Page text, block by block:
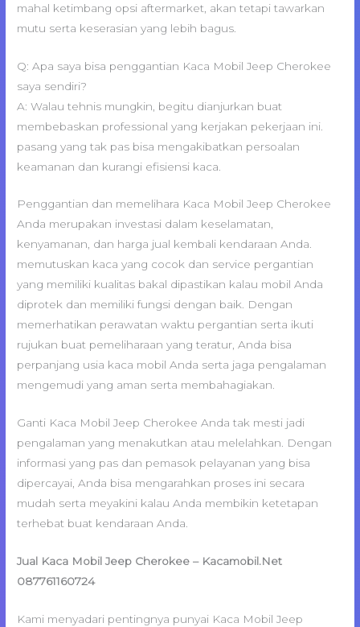
mahal ketimbang opsi aftermarket, akan tetapi tawarkan
mutu serta keserasian yang lebih bagus.
Q: Apa saya bisa penggantian Kaca Mobil Jeep Cherokee
saya sendiri?
A: Walau tehnis mungkin, begitu dianjurkan buat
membebaskan professional yang kerjakan pekerjaan ini.
pasang yang tak pas bisa mengakibatkan persoalan
keamanan dan kurangi efisiensi kaca.
Penggantian dan memelihara Kaca Mobil Jeep Cherokee
Anda merupakan investasi dalam keselamatan,
kenyamanan, dan harga jual kembali kendaraan Anda.
memutuskan kaca yang cocok dan service pergantian
yang memiliki kualitas bakal dipastikan kalau mobil Anda
diprotek dan memiliki fungsi dengan baik. Dengan
memerhatikan perawatan waktu pergantian serta ikuti
rujukan buat pemeliharaan yang teratur, Anda bisa
perpanjang usia kaca mobil Anda serta jaga pengalaman
mengemudi yang aman serta membahagiakan.
Ganti Kaca Mobil Jeep Cherokee Anda tak mesti jadi
pengalaman yang menakutkan atau melelahkan. Dengan
informasi yang pas dan pemasok pelayanan yang bisa
dipercayai, Anda bisa mengarahkan proses ini secara
mudah serta meyakini kalau Anda membikin ketetapan
terhebat buat kendaraan Anda.
Jual Kaca Mobil Jeep Cherokee – Kacamobil.Net
087761160724
Kami menyadari pentingnya punyai Kaca Mobil Jeep